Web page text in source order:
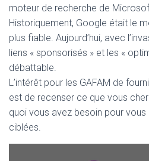
moteur de recherche de
Historiquement, Google était le
plus fiable. Aujourd’hui, avec
liens « sponsorisés » et les «
débattable.
L’intérêt pour les GAFAM de
est de recenser ce que vous
quoi vous avez besoin pour
ciblées.